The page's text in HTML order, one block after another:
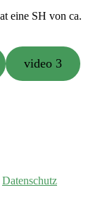
eine SH von ca.
video 3
Datenschutz